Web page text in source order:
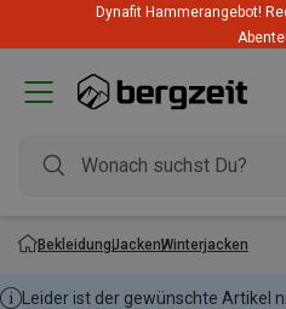
Dynafit Hammerangebot!
BekleidungJackenWinterjacken
Leider ist der gewünschte Artikel